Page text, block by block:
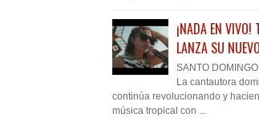
¡NADA EN VIVO!
LANZA SU
SANTO
La cantautora
continúa revolucionando y
música tropical con ...